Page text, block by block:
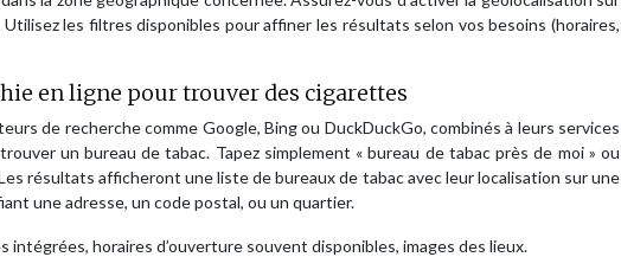
les filtres disponibles pour affiner les résultats selon vos besoins (horaires,
en ligne pour trouver des cigarettes
de recherche comme Google, Bing ou DuckDuckGo, combinés à leurs services
un bureau de tabac. Tapez simplement « bureau de tabac près de moi » ou
résultats afficheront une liste de bureaux de tabac avec leur localisation sur une
une adresse, un code postal, ou un quartier.
intégrées, horaires d’ouverture souvent disponibles, images des lieux.